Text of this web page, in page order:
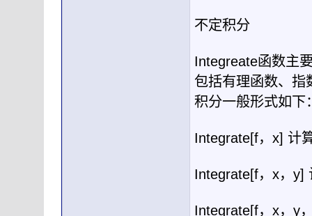
不定积分
Integreate函数主
包括有理函数、指
积分一般形式如下
Integrate[f， x] 计
Integrate[f， x， y]
Integrate[f， x， y